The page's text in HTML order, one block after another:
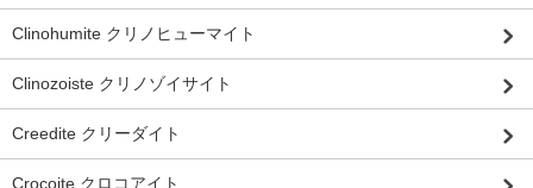
Clinohumite クリノヒューマイト
Clinozoiste クリノゾイサイト
Creedite クリーダイト
Crocoite クロコアイト